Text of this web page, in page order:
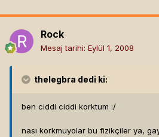
Rock
Mesaj tarihi: Eylül 1, 2008
thelegbra dedi ki:
ben ciddi ciddi korktum :/
nası korkmuyolar bu fizikçiler ya,